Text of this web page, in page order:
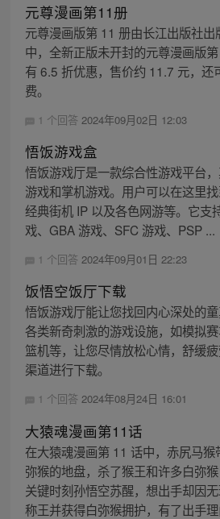
元尊漫画第11册
元尊漫画版第 11 册由长江出版社
中，全新正版未开封的元尊漫画版
有 6.5 折优惠，售价约 11.7 元，还
费。
1 个回答 2024年09月02日 12:03
悟饭游戏盒
悟饭游戏厅是一款综合性游戏平台
游戏和掌机游戏。用户可以在这里找
经典街机 IP 以及各色网游等。它支
戏、GBA 游戏、SFC 游戏、PSP ...
1 个回答 2024年09月01日 22:23
饭悟空饭厅下载
悟饭游戏厅能让您找回内心深处的
各类新奇刺激的游戏设施，如模拟
篮机等，让您尽情放松心情，舒缓
渠道进行下载。
1 个回答 2024年08月24日 16:01
大猿魂漫画第11话
在大猿魂漫画第 11 话中，赤尻马猴
弥猴的地盘，杀了猴王和许多白弥猴
关键时刻孙悟空苏醒，想出手却因
称王并获得白弥猴拥护，有了出手